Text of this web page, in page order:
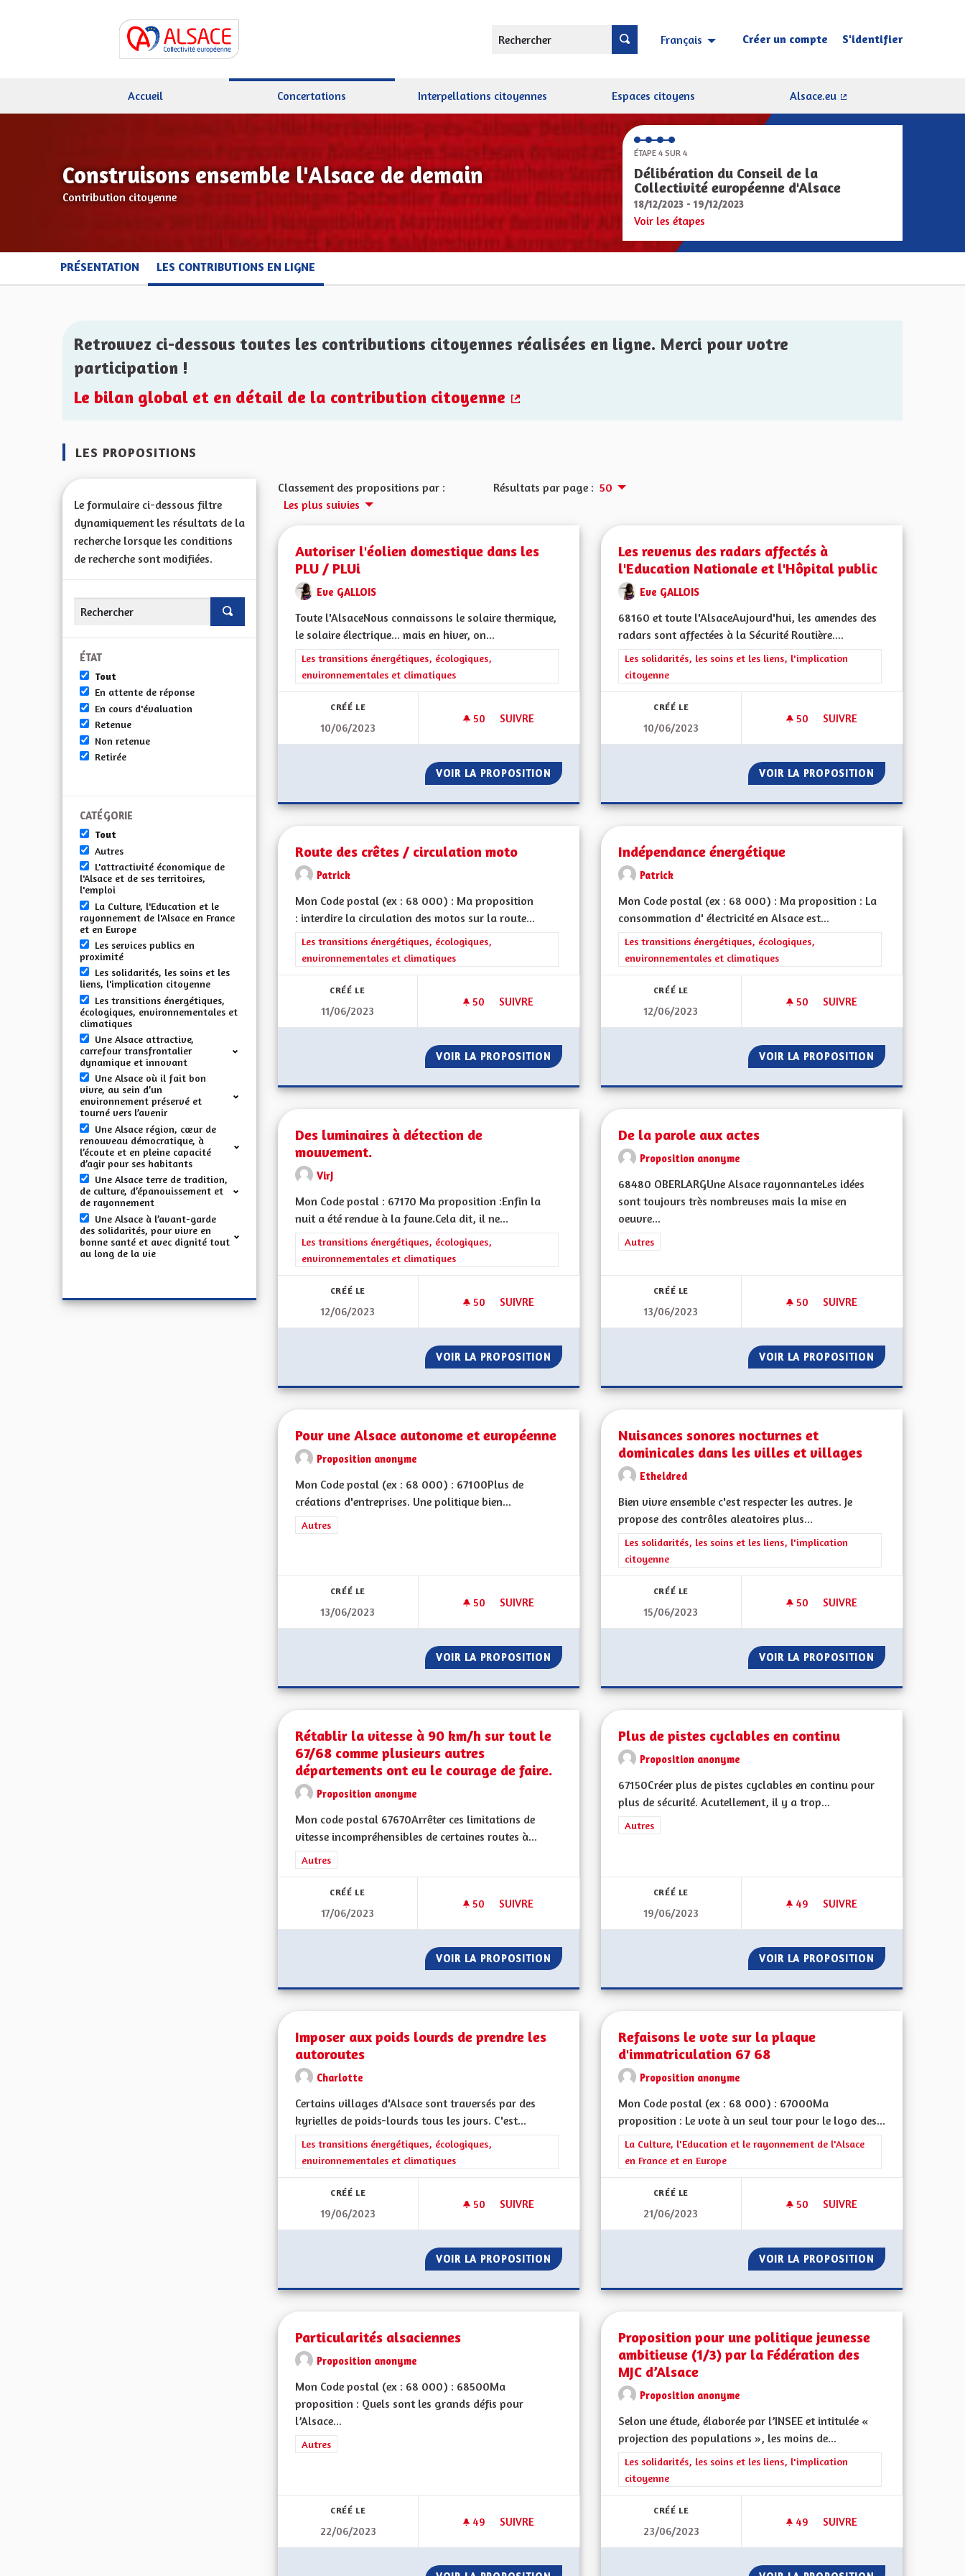
Rechercher Français Choisir la langue Sprache wählen
Créer un compte S'identifier
Accueil Concertations Interpellations citoyennes Espaces citoyens
Alsace.eu
Construisons ensemble l'Alsace de demain
Contribution citoyenne
ÉTAPE 4 SUR 4
Délibération du Conseil de la
Collectivité européenne d'Alsace
18/12/2023 - 19/12/2023
Voir les étapes
PRÉSENTATION LES CONTRIBUTIONS EN LIGNE
Retrouvez ci-dessous toutes les contributions citoyennes réalisées en ligne. Merci pour votre
participation !
Le bilan global et en détail de la contribution citoyenne
LES PROPOSITIONS
Le formulaire ci-dessous filtre
dynamiquement les résultats de la
recherche lorsque les conditions
de recherche sont modifiées.
ÉTAT
Tout
En attente de réponse
En cours d'évaluation
Retenue
Non retenue
Retirée
CATÉGORIE
Tout
Autres
L'attractivité économique de
l'Alsace et de ses territoires,
l'emploi
La Culture, l'Education et le
rayonnement de l'Alsace en France
et en Europe
Les services publics en
proximité
Les solidarités, les soins et les
liens, l'implication citoyenne
Les transitions énergétiques,
écologiques, environnementales et
climatiques
Une Alsace attractive,
carrefour transfrontalier
dynamique et innovant
Une Alsace où il fait bon
vivre, au sein d’un
environnement préservé et
tourné vers l’avenir
Une Alsace région, cœur de
renouveau démocratique, à
l’écoute et en pleine capacité
d’agir pour ses habitants
Une Alsace terre de tradition,
de culture, d’épanouissement et
de rayonnement
Une Alsace à l’avant-garde
des solidarités, pour vivre en
bonne santé et avec dignité tout
au long de la vie
Classement des propositions par :
Les plus suivies
Résultats par page : 50
Autoriser l'éolien domestique dans les
PLU / PLUi
Eve GALLOIS
Toute l'AlsaceNous connaissons le solaire thermique,
le solaire électrique... mais en hiver, on...
Filtrer les résultats de la catégorie : Les transitions énergétiques, écologiques, environnementales et climatiques
Les transitions énergétiques, écologiques,
environnementales et climatiques
CRÉÉ LE
10/06/2023
50 50 ABONNÉS
SUIVRE
AUTORISER L'ÉOLIEN DOMESTIQUE DANS LES PLU / PLUI
VOIR LA PROPOSITION AUTORISER L'ÉOLIEN DOMESTIQUE DANS LES PLU / PLUI
Les revenus des radars affectés à
l'Education Nationale et l'Hôpital public
Eve GALLOIS
68160 et toute l'AlsaceAujourd'hui, les amendes des
radars sont affectées à la Sécurité Routière....
Filtrer les résultats de la catégorie : Les solidarités, les soins et les liens,
Les solidarités, les soins et les liens, l'implication
citoyenne
CRÉÉ LE
10/06/2023
50 50 ABONNÉS
SUIVRE
VOIR LA PROPOSITION LES REVENUS
Route des crêtes / circulation moto
Patrick
Mon Code postal (ex : 68 000) : Ma proposition
: interdire la circulation des motos sur la route...
Filtrer les résultats de la catégorie : Les transitions énergétiques, écologiques, environnementales et climatiques
Les transitions énergétiques, écologiques,
environnementales et climatiques
CRÉÉ LE
11/06/2023
50 50 ABONNÉS
SUIVRE
ROUTE DES CRÊTES / CIRCULATION MOTO
VOIR LA PROPOSITION ROUTE DES CRÊTES / CIRCULATION MOTO
Indépendance énergétique
Patrick
Mon Code postal (ex : 68 000) : Ma proposition : La
consommation d' électricité en Alsace est...
Filtrer les résultats de la catégorie : Les transitions énergétiques,
Les transitions énergétiques, écologiques,
environnementales et climatiques
CRÉÉ LE
12/06/2023
50 50 ABONNÉS
SUIVRE
VOIR LA PROPOSITION INDÉPENDANCE
Des luminaires à détection de
mouvement.
VirJ
Mon Code postal : 67170 Ma proposition :Enfin la
nuit a été rendue à la faune.Cela dit, il ne...
Filtrer les résultats de la catégorie : Les transitions énergétiques, écologiques, environnementales et climatiques
Les transitions énergétiques, écologiques,
environnementales et climatiques
CRÉÉ LE
12/06/2023
50 50 ABONNÉS
SUIVRE
DES LUMINAIRES À DÉTECTION DE MOUVEMENT.
VOIR LA PROPOSITION DES LUMINAIRES À DÉTECTION DE MOUVEMENT.
De la parole aux actes
Proposition anonyme
68480 OBERLARGUne Alsace rayonnanteLes idées
sont toujours très nombreuses mais la mise en
oeuvre...
Filtrer les résultats de la catégorie : Autres
Autres
CRÉÉ LE
13/06/2023
50 50 ABONNÉS
SUIVRE
VOIR LA PROPOSITION DE LA PAROLE
Pour une Alsace autonome et européenne
Proposition anonyme
Mon Code postal (ex : 68 000) : 67100Plus de
créations d'entreprises. Une politique bien...
Filtrer les résultats de la catégorie : Autres
Autres
CRÉÉ LE
13/06/2023
50 50 ABONNÉS
SUIVRE
POUR UNE ALSACE AUTONOME ET EUROPÉENNE
VOIR LA PROPOSITION POUR UNE ALSACE AUTONOME ET EUROPÉENNE
Nuisances sonores nocturnes et
dominicales dans les villes et villages
Etheldred
Bien vivre ensemble c'est respecter les autres. Je
propose des contrôles aleatoires plus...
Filtrer les résultats de la catégorie : Les solidarités, les soins et les liens,
Les solidarités, les soins et les liens, l'implication
citoyenne
CRÉÉ LE
15/06/2023
50 50 ABONNÉS
SUIVRE
VOIR LA PROPOSITION NUISANCES
Rétablir la vitesse à 90 km/h sur tout le
67/68 comme plusieurs autres
départements ont eu le courage de faire.
Proposition anonyme
Mon code postal 67670Arrêter ces limitations de
vitesse incompréhensibles de certaines routes à...
Filtrer les résultats de la catégorie : Autres
Autres
CRÉÉ LE
17/06/2023
50 50 ABONNÉS
SUIVRE
RÉTABLIR LA VITESSE À 90 KM/H SUR TOUT LE 67/68 COMME PLUSIEURS AUTRES DÉPARTEMENTS
VOIR LA PROPOSITION RÉTABLIR LA VITESSE À 90 KM/H SUR TOUT LE 67/68 COMME PLUSIEURS
Plus de pistes cyclables en continu
Proposition anonyme
67150Créer plus de pistes cyclables en continu pour
plus de sécurité. Acutellement, il y a trop...
Filtrer les résultats de la catégorie : Autres
Autres
CRÉÉ LE
19/06/2023
49 49 ABONNÉS
SUIVRE
VOIR LA PROPOSITION PLUS DE PISTES
Imposer aux poids lourds de prendre les
autoroutes
Charlotte
Certains villages d'Alsace sont traversés par des
kyrielles de poids-lourds tous les jours. C'est...
Filtrer les résultats de la catégorie : Les transitions énergétiques, écologiques, environnementales et climatiques
Les transitions énergétiques, écologiques,
environnementales et climatiques
CRÉÉ LE
19/06/2023
50 50 ABONNÉS
SUIVRE
IMPOSER AUX POIDS LOURDS DE PRENDRE LES AUTOROUTES
VOIR LA PROPOSITION IMPOSER AUX POIDS LOURDS DE PRENDRE LES AUTOROUTES
Refaisons le vote sur la plaque
d'immatriculation 67 68
Proposition anonyme
Mon Code postal (ex : 68 000) : 67000Ma
proposition : Le vote à un seul tour pour le logo des...
Filtrer les résultats de la catégorie : La Culture, l'Education et le
La Culture, l'Education et le rayonnement de l'Alsace
en France et en Europe
CRÉÉ LE
21/06/2023
50 50 ABONNÉS
SUIVRE
VOIR LA PROPOSITION REFAISONS LE
Particularités alsaciennes
Proposition anonyme
Mon Code postal (ex : 68 000) : 68500Ma
proposition : Quels sont les grands défis pour
l’Alsace...
Filtrer les résultats de la catégorie : Autres
Autres
CRÉÉ LE
22/06/2023
49 49 ABONNÉS
SUIVRE
Proposition pour une politique jeunesse
ambitieuse (1/3) par la Fédération des
MJC d’Alsace
Proposition anonyme
Selon une étude, élaborée par l’INSEE et intitulée «
projection des populations », les moins de...
Filtrer les résultats de la catégorie : Les solidarités, les soins et les liens,
Les solidarités, les soins et les liens, l'implication
citoyenne
CRÉÉ LE
23/06/2023
49 49 ABONNÉS
SUIVRE